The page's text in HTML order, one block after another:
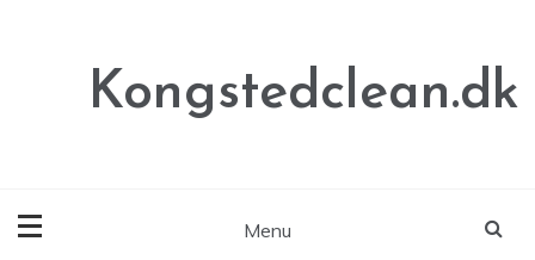
Kongstedclean.dk
Menu